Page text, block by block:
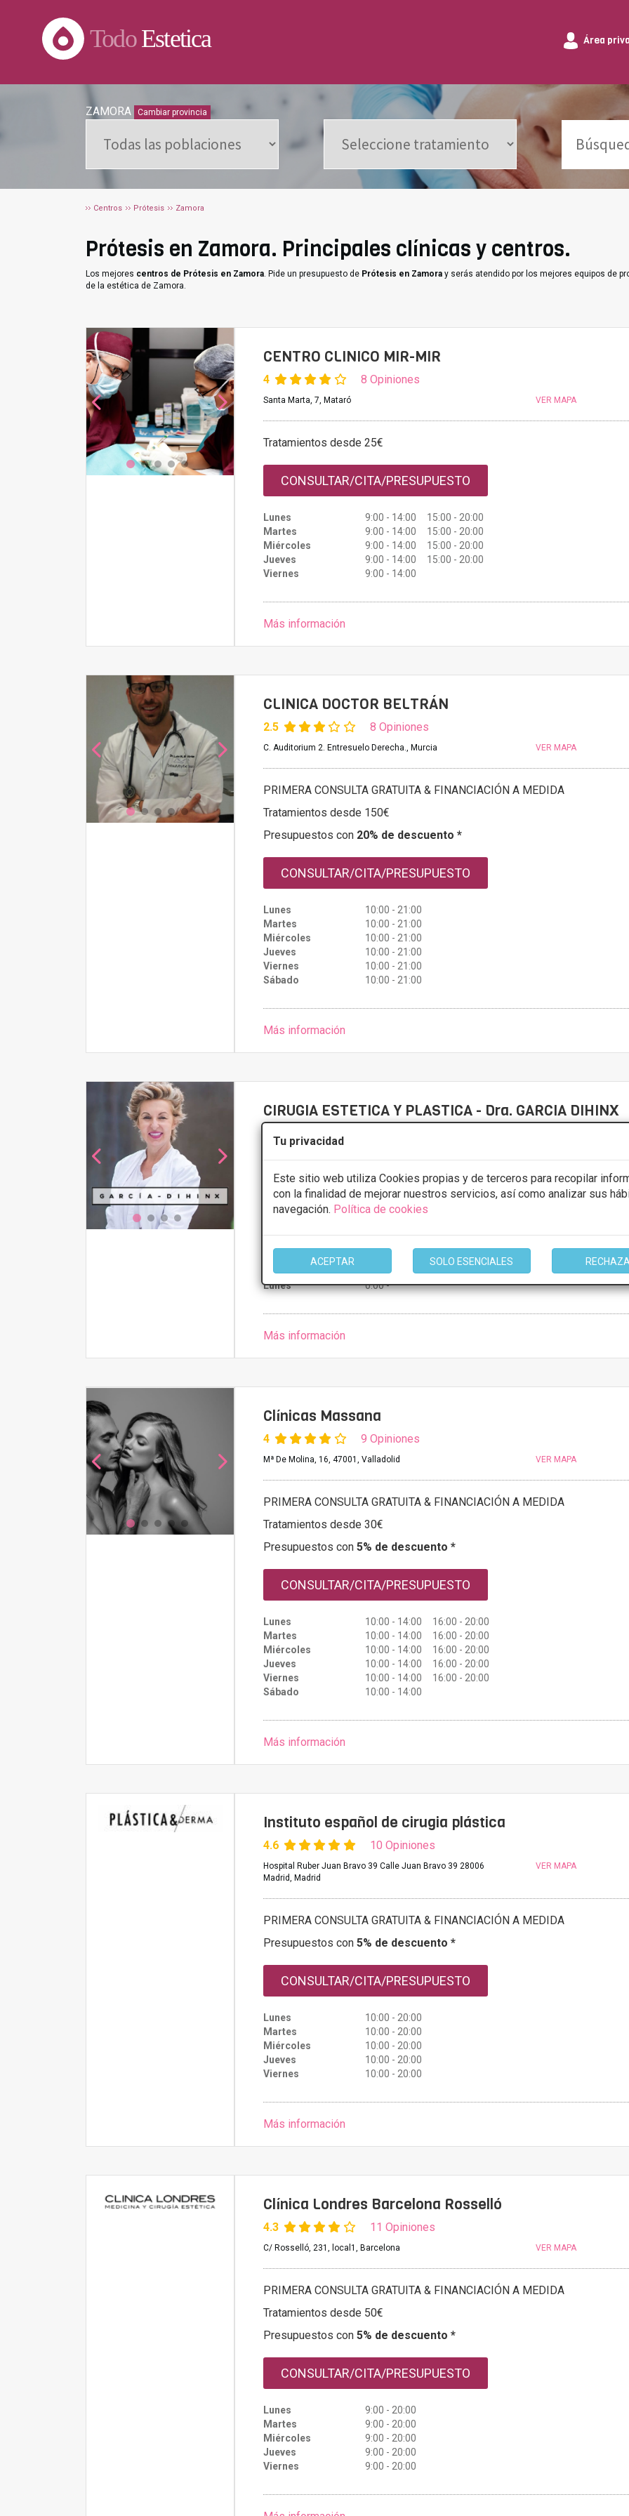
Tu privacidad
Este sitio web utiliza Cookies propias y de terceros para recopilar
con la finalidad de mejorar nuestros servicios, así como analizar sus
navegación. Política de cookies
ACEPTAR SOLO ESENCIALES
TodoEstetica Área
ZAMORA Cambiar provincia
Centros Prótesis Zamora
Prótesis en Zamora. Principales clínicas y centros.
Los mejores centros de Prótesis en Zamora. Pide un presupuesto de Prótesis en Zamora y serás atendido por los mejores equipos de
de la estética de Zamora.
CENTRO CLINICO MIR-MIR
4 8 Opiniones
Santa Marta, 7, Mataró VER MAPA
Tratamientos desde 25€
CONSULTAR/CITA/PRESUPUESTO
Lunes
9:00 - 14:00 15:00 - 20:00
Martes
9:00 - 14:00 15:00 - 20:00
Miércoles
9:00 - 14:00 15:00 - 20:00
Jueves
9:00 - 14:00 15:00 - 20:00
Viernes
9:00 - 14:00
Más información
CLINICA DOCTOR BELTRÁN
2.5 8 Opiniones
C. Auditorium 2. Entresuelo Derecha., Murcia VER MAPA
PRIMERA CONSULTA GRATUITA & FINANCIACIÓN A MEDIDA
Tratamientos desde 150€
Presupuestos con 20% de descuento *
CONSULTAR/CITA/PRESUPUESTO
Lunes
10:00 - 21:00
Martes
10:00 - 21:00
Miércoles
10:00 - 21:00
Jueves
10:00 - 21:00
Viernes
10:00 - 21:00
Sábado
10:00 - 21:00
Más información
CIRUGIA ESTETICA Y PLASTICA - Dra. GARCIA DIHINX
4.6
Presupuestos con5% de descuento *
CONSULTAR/CITA/PRESUPUESTO
Domingo
23:59
Lunes
0:00 -
Más información
Clínicas Massana
4 9 Opiniones
Mª De Molina, 16, 47001, Valladolid VER MAPA
PRIMERA CONSULTA GRATUITA & FINANCIACIÓN A MEDIDA
Tratamientos desde 30€
Presupuestos con 5% de descuento *
CONSULTAR/CITA/PRESUPUESTO
Lunes
10:00 - 14:00 16:00 - 20:00
Martes
10:00 - 14:00 16:00 - 20:00
Miércoles
10:00 - 14:00 16:00 - 20:00
Jueves
10:00 - 14:00 16:00 - 20:00
Viernes
10:00 - 14:00 16:00 - 20:00
Sábado
10:00 - 14:00
Más información
Instituto español de cirugia plástica
4.6 10 Opiniones
Hospital Ruber Juan Bravo 39 Calle Juan Bravo 39 28006
Madrid, Madrid
VER MAPA
PRIMERA CONSULTA GRATUITA & FINANCIACIÓN A MEDIDA
Presupuestos con 5% de descuento *
CONSULTAR/CITA/PRESUPUESTO
Lunes
10:00 - 20:00
Martes
10:00 - 20:00
Miércoles
10:00 - 20:00
Jueves
10:00 - 20:00
Viernes
10:00 - 20:00
Más información
Clínica Londres Barcelona Rosselló
4.3 11 Opiniones
C/ Rosselló, 231, local1, Barcelona VER MAPA
PRIMERA CONSULTA GRATUITA & FINANCIACIÓN A MEDIDA
Tratamientos desde 50€
Presupuestos con 5% de descuento *
CONSULTAR/CITA/PRESUPUESTO
Lunes
9:00 - 20:00
Martes
9:00 - 20:00
Miércoles
9:00 - 20:00
Jueves
9:00 - 20:00
Viernes
9:00 - 20:00